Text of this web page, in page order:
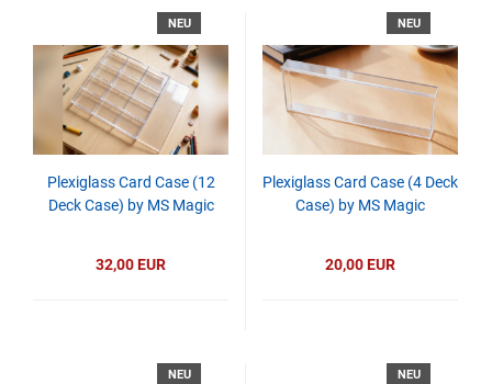
NEU
Plexiglass Card Case (12
Deck Case) by MS Magic
32,00 EUR
NEU
Plexiglass Card Case (4 Deck
Case) by MS Magic
20,00 EUR
NEU NEU